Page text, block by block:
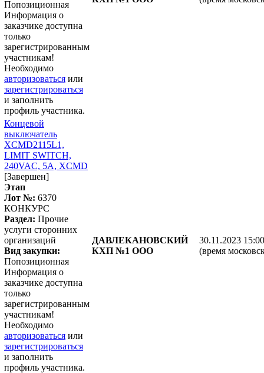
Попозиционная
Информация о
заказчике доступна
только
зарегистрированным
участникам!
Необходимо
авторизоваться или
зарегистрироваться
и заполнить
профиль участника.
Концевой
выключатель
XCMD2115L1,
LIMIT SWITCH,
240VAC, 5A, XCMD
[Завершен]
Этап
Лот №: 6370
КОНКУРС
Раздел: Прочие
услуги сторонних
организаций
Вид закупки:
Попозиционная
Информация о
заказчике доступна
только
зарегистрированным
участникам!
Необходимо
авторизоваться или
зарегистрироваться
и заполнить
профиль участника.
ДАВЛЕКАНОВСКИЙ
КХП №1 ООО
30.11.2023
(время